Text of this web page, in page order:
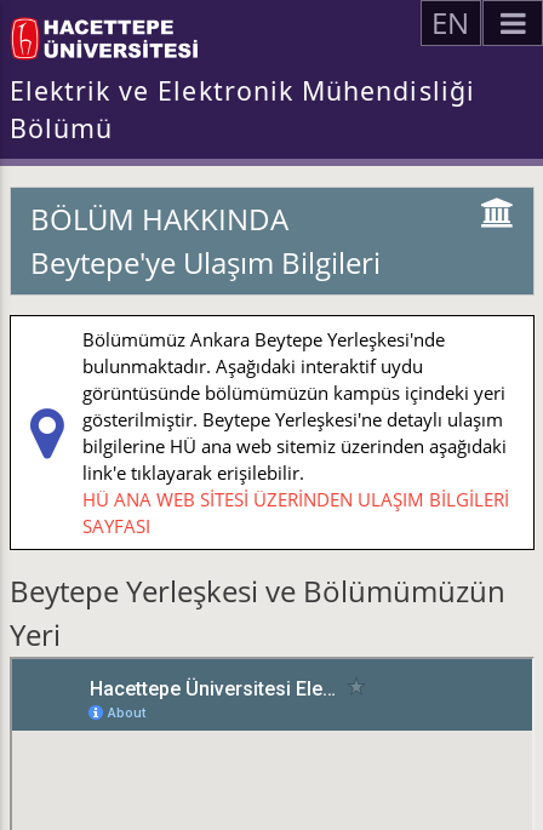
EN
Elektrik ve Elektronik Mühendisliği
Bölümü
BÖLÜM HAKKINDA
Beytepe'ye Ulaşım Bilgileri
Bölümümüz Ankara Beytepe Yerleşkesi'nde
bulunmaktadır. Aşağıdaki interaktif uydu
görüntüsünde bölümümüzün kampüs içindeki yeri
gösterilmiştir. Beytepe Yerleşkesi'ne detaylı ulaşım
bilgilerine HÜ ana web sitemiz üzerinden aşağıdaki
link'e tıklayarak erişilebilir.
HÜ ANA WEB SİTESİ ÜZERİNDEN ULAŞIM BİLGİLERİ
SAYFASI
Beytepe Yerleşkesi ve Bölümümüzün
Yeri